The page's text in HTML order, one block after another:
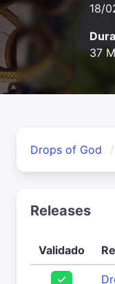
18/
37
Drops of God
Releases
Validado